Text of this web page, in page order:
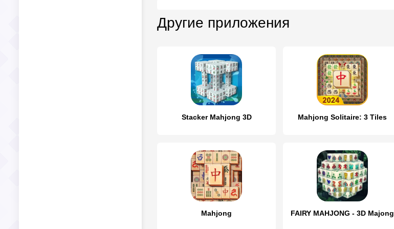
Другие приложения
Stacker Mahjong 3D Mahjong Solitaire: 3 Tiles
Mahjong FAIRY MAHJONG - 3D Majong